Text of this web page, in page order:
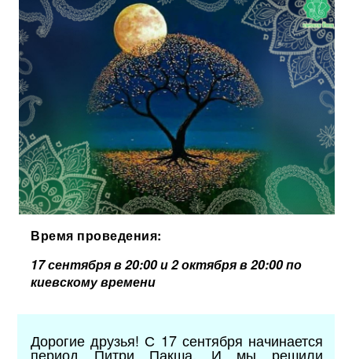
Время проведения:
17 сентября в 20:00 и 2 октября в 20:00 по
киевскому времени
Дорогие друзья! С 17 сентября начинается
период Питри Пакша. И мы решили